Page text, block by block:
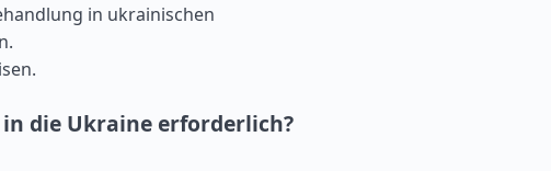
in ukrainischen
die Ukraine erforderlich?